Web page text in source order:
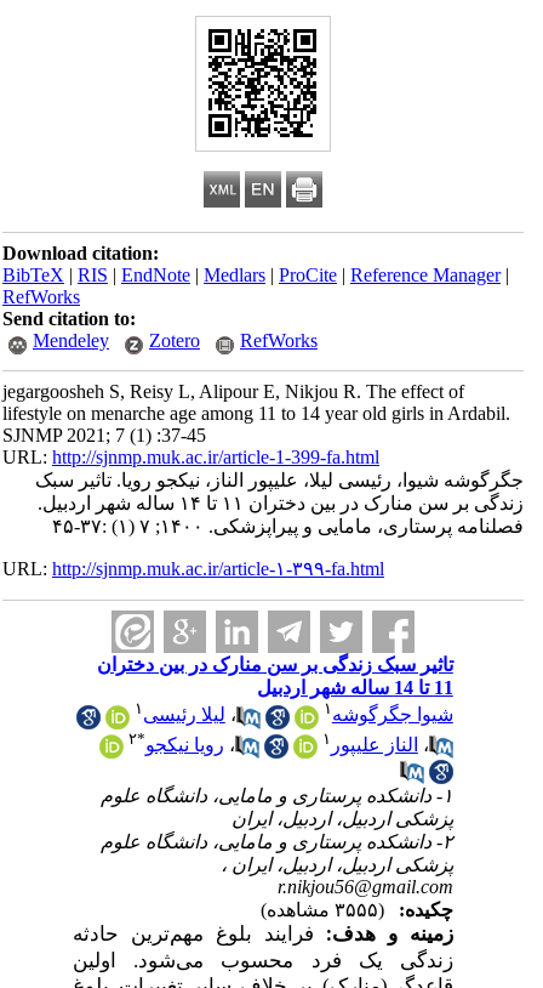
Download citation:
BibTeX|RIS|EndNote|Medlars|ProCite|Reference Manager
RefWorks
Send citation to:
Mendeley
Zotero RefWorks
jegargoosheh S, Reisy L, Alipour E, Nikjou R. The effect of
lifestyle on menarche age among 11 to 14 year old girls in Ardabil.
SJNMP 2021; 7 (1) :37-45
URL:http://sjnmp.muk.ac.ir/article-1-399-fa.html
جگرگوشه شیوا، رئیسی لیلا، علیپور الناز، نیکجو رویا. تاثیر سبک
زندگی بر سن منارک در بین دختران ۱۱ تا ۱۴ ساله شهر اردبیل.
فصلنامه پرستاری، مامایی و پیراپزشکی. ۱۴۰۰; ۷ (۱) :۳۷-۴۵
URL:http://sjnmp.muk.ac.ir/article-۱-۳۹۹-fa.html
تاثیر سبک زندگی بر سن منارک در بین دختران
11 تا 14 ساله شهر اردبیل
شیوا جگرگوشه
،لیلا رئیسی
،الناز علیپور ،رویا نیکجو ۲
۱- دانشکده پرستاری و مامایی، دانشگاه علوم
پزشکی اردبیل، اردبیل، ایران
۲- دانشکده پرستاری و مامایی، دانشگاه علوم
پزشکی اردبیل، اردبیل، ایران ،
r.nikjou56@gmail.com
چکیده:
زمینه و هدف: فرایند بلوغ مهم‌ترین حادثه
زندگی یک فرد محسوب می‌شود. اولین